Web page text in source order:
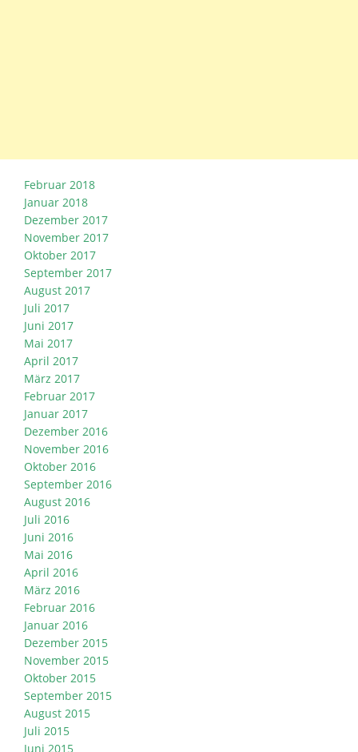
Februar 2018
Januar 2018
Dezember 2017
November 2017
Oktober 2017
September 2017
August 2017
Juli 2017
Juni 2017
Mai 2017
April 2017
März 2017
Februar 2017
Januar 2017
Dezember 2016
November 2016
Oktober 2016
September 2016
August 2016
Juli 2016
Juni 2016
Mai 2016
April 2016
März 2016
Februar 2016
Januar 2016
Dezember 2015
November 2015
Oktober 2015
September 2015
August 2015
Juli 2015
Juni 2015